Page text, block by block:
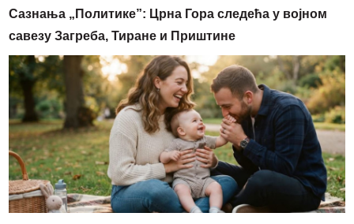
Сазнања „Политике”: Црна Гора следећа у војном
савезу Загреба, Тиране и Приштине